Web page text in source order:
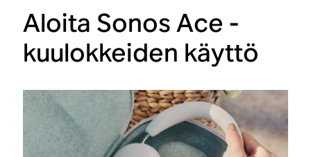
Aloita Sonos Ace -
kuulokkeiden käyttö